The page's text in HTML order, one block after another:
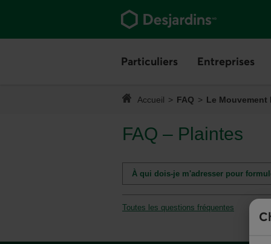
au
contenu
principal
quittez
la
Particuliers MenuEntreprises
Vous
menu.
êtes
Accueil FAQ –
Le Mouvement
FAQ – Le
Desjardins
–
Plaintes
À qui dois-je m'adresser pour
Toutes les questions fréquentes